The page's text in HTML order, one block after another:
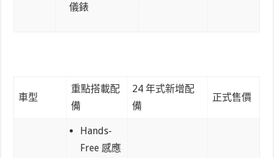
儀錶
車型
重點搭載配
備
24 年式新增配
備
正式售價
Hands-
Free 感應